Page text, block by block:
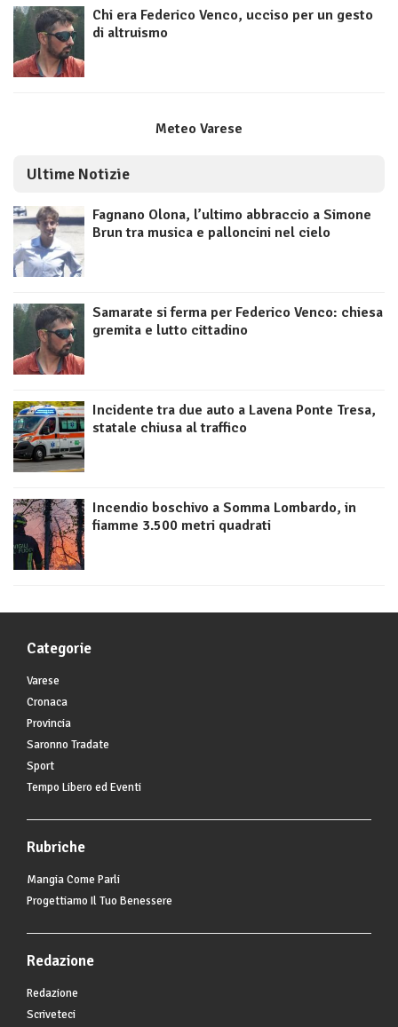
Chi era Federico Venco, ucciso per un gesto
di altruismo
Meteo Varese
Ultime Notizie
Fagnano Olona, l’ultimo abbraccio a Simone
Brun tra musica e palloncini nel cielo
Samarate si ferma per Federico Venco: chiesa
gremita e lutto cittadino
Incidente tra due auto a Lavena Ponte Tresa,
statale chiusa al traffico
Incendio boschivo a Somma Lombardo, in
fiamme 3.500 metri quadrati
Categorie
Varese
Cronaca
Provincia
Saronno Tradate
Sport
Tempo Libero ed Eventi
Rubriche
Mangia Come Parli
Progettiamo Il Tuo Benessere
Redazione
Redazione
Scriveteci